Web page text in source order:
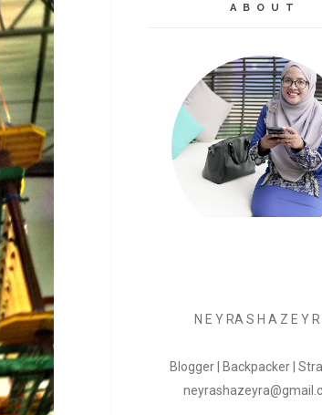
A B O U T
N E Y RA S H A Z E Y
Blogger | Backpacker |